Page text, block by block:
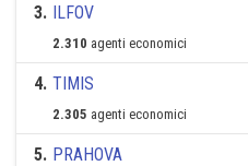
3. ILFOV
2.310 agenti economici
4. TIMIS
2.305 agenti economici
5. PRAHOVA